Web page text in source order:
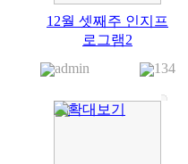
12월 셋째주 인지프
로그램2
admin
134